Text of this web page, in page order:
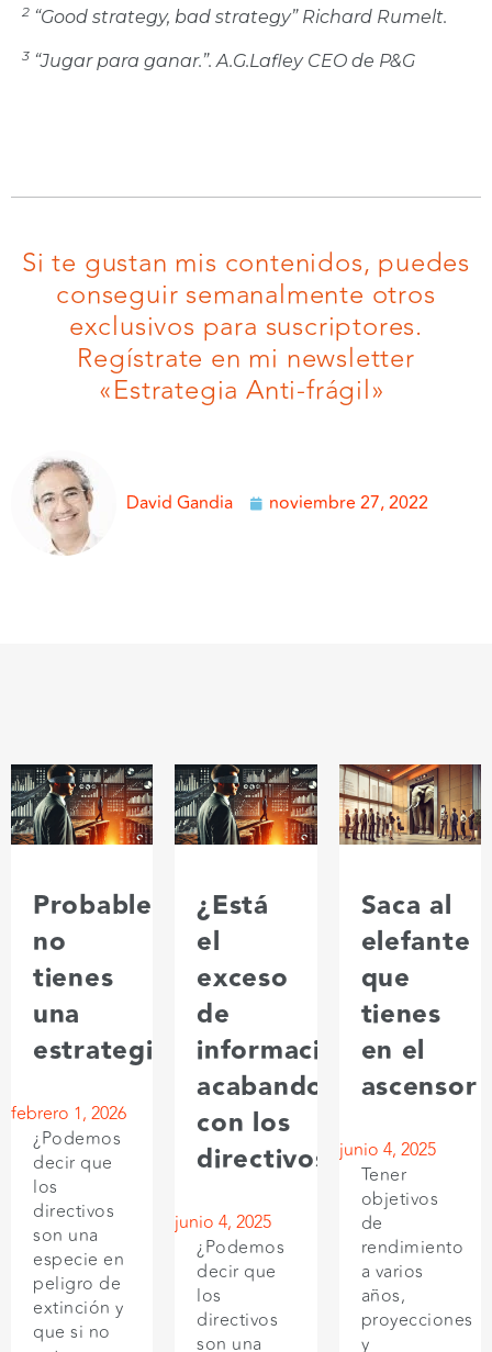
2 “Good strategy, bad strategy” Richard Rumelt.
3 “Jugar para ganar.”. A.G.Lafley CEO de P&G
Si te gustan mis contenidos, puedes
conseguir semanalmente otros
exclusivos para suscriptores.
Regístrate en mi newsletter
«Estrategia Anti-frágil»
David Gandia noviembre 27, 2022
Probablemente
no
tienes
una
estrategia
febrero 1, 2026
¿Podemos
decir que
los
directivos
son una
especie en
peligro de
extinción y
que si no
¿Está
el
exceso
de
información
acabando
con los
directivos?
junio 4, 2025
¿Podemos
decir que
los
directivos
son una
Saca al
elefante
que
tienes
en el
ascensor
junio 4, 2025
Tener
objetivos
de
rendimiento
a varios
años,
proyecciones
y